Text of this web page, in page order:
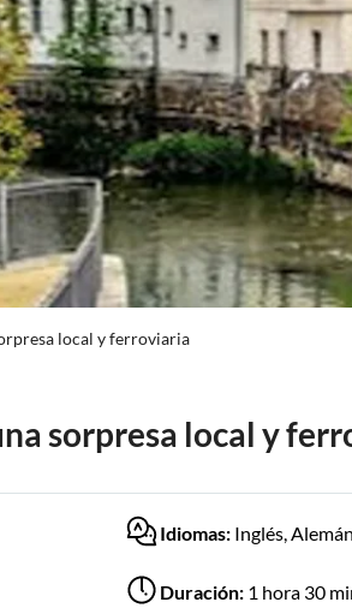
local y ferroviaria
sorpresa local y
Idiomas: Inglés, Alemán
Duración: 1 hora 30